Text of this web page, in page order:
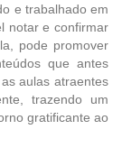
e trabalhado em
notar e confirmar
pode promover
que antes
aulas atraentes
trazendo um
gratificante ao